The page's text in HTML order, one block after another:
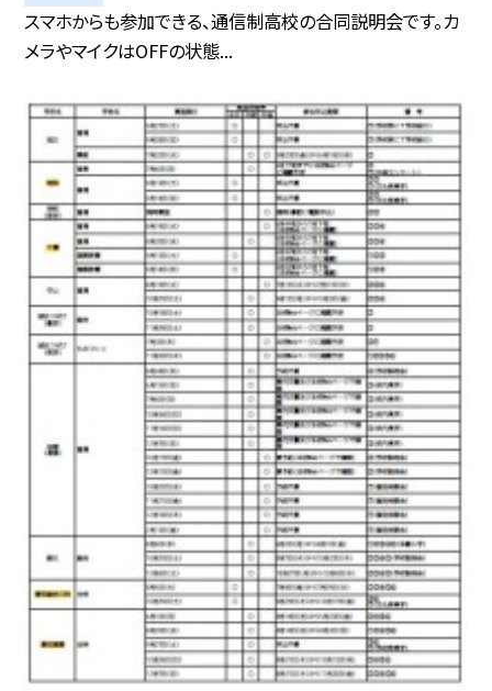
スマホからも参加できる、通信制高校の合同説明会です。カ
メラやマイクはOFFの状態...